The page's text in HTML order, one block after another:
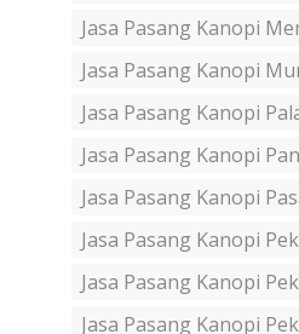
Jasa Pasang Kanopi
Jasa Pasang Kanopi
Jasa Pasang Kanopi
Jasa Pasang Kanopi
Jasa Pasang Kanopi
Jasa Pasang Kanopi
Jasa Pasang Kanopi
Jasa Pasang Kanopi